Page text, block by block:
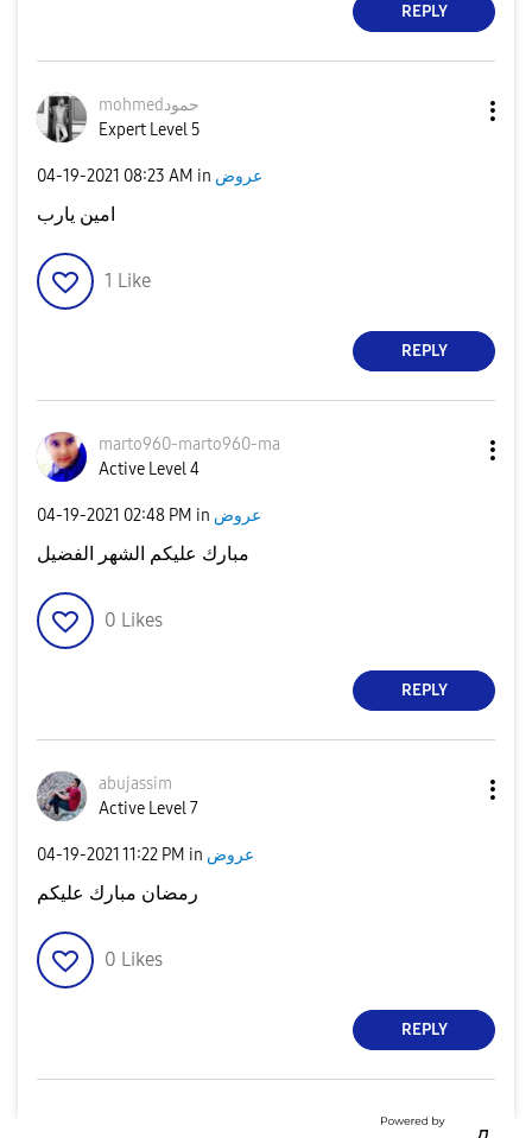
REPLY
mohmedحمود
Expert Level 5
‎04-19-2021 08:23 AM in عروض
امين يارب
1 Like
REPLY
marto960-marto960-ma
Active Level 4
‎04-19-2021 02:48 PM in عروض
مبارك عليكم الشهر الفضيل
0 Likes
REPLY
abujassim
Active Level 7
‎04-19-2021 11:22 PM in عروض
رمضان مبارك عليكم
0 Likes
REPLY